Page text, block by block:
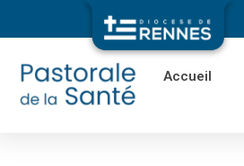
Accueil